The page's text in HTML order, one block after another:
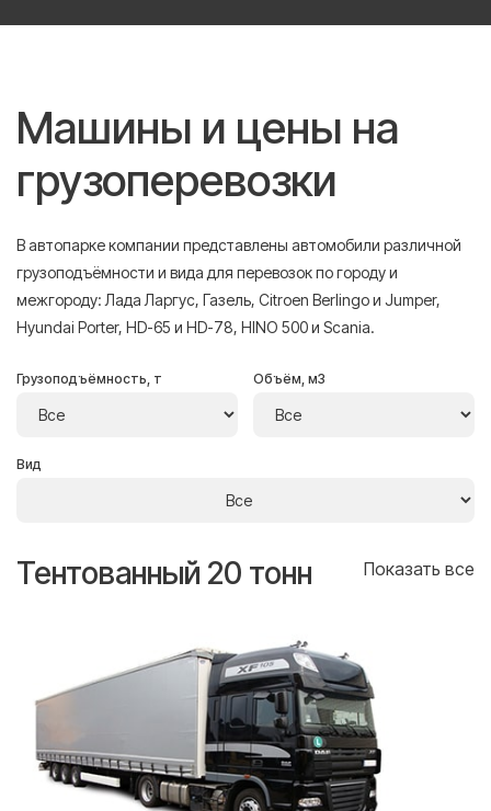
Машины и цены на
грузоперевозки
В автопарке компании представлены автомобили различной
грузоподъёмности и вида для перевозок по городу и
межгороду: Лада Ларгус, Газель, Citroen Berlingo и Jumper,
Hyundai Porter, HD-65 и HD-78, HINO 500 и Scania.
Грузоподъёмность, т Объём, м3
Вид
Тентованный 20 тонн Показать все